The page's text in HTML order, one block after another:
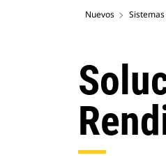
Nuevos